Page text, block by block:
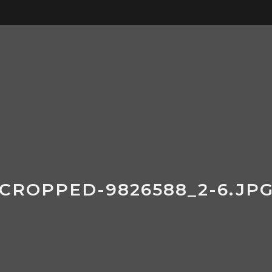
CROPPED-9826588_2-6.JPG